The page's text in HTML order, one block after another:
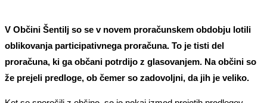
V Občini Šentilj so se v novem proračunskem obdobju lotili
oblikovanja participativnega proračuna. To je tisti del
proračuna, ki ga občani potrdijo z glasovanjem. Na občini so
že prejeli predloge, ob čemer so zadovoljni, da jih je veliko.